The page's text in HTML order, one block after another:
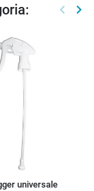
keyboard_arrow_left keyboard_arrow_right
universale